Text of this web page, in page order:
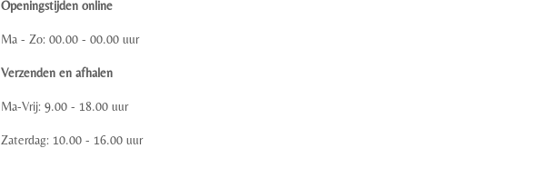
Openingstijden online
Ma - Zo: 00.00 - 00.00 uur
Verzenden en afhalen
Ma-Vrij: 9.00 - 18.00 uur
Zaterdag: 10.00 - 16.00 uur